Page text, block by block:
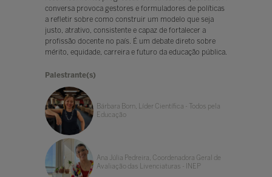
conversa provoca gestores e formuladores de políticas
a refletir sobre como construir um modelo que seja
justo, atrativo, consistente e capaz de fortalecer a
profissão docente no país. É um debate direto sobre
mérito, equidade, carreira e futuro da educação pública.
Palestrante(s)
Bárbara Born, Líder Científica - Todos pela
Educação
Ana Júlia Pedreira, Coordenadora Geral de
Avaliação das Livenciaturas - INEP